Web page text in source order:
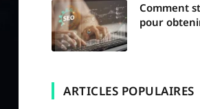
Comment
pour
ARTICLES POPULAIRES